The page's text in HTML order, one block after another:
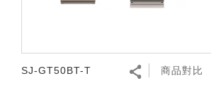
SJ-GT50BT-T 商品對比